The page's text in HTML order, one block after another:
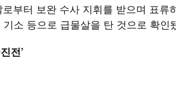
부터 보완 수사 지휘를 받으며 표
소 등으로 급물살을 탄 것으로 확인
전’